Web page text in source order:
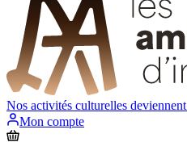
Nos activités culturelles deviennent
Mon compte